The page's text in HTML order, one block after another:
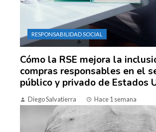
RESPONSABILIDAD SOCIAL
Cómo la RSE mejora la
compras responsables en el
público y privado de Estados
Diego Salvatierra Hace 1 semana